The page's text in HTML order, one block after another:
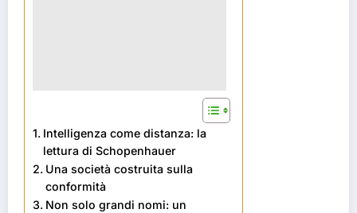
Intelligenza come distanza: la
lettura di Schopenhauer
Una società costruita sulla
conformità
Non solo grandi nomi: un